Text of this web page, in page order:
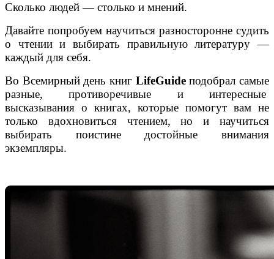
Сколько людей — столько и мнений.
Давайте попробуем научиться разносторонне судить
о чтении и выбирать правильную литературу —
каждый для себя.
Во Всемирный день книг LifeGuideподобрал самые
разные, противоречивые и интересные
высказывания о книгах, которые помогут вам не
только вдохновиться чтением, но и научиться
выбирать поистине достойные внимания
экземпляры.